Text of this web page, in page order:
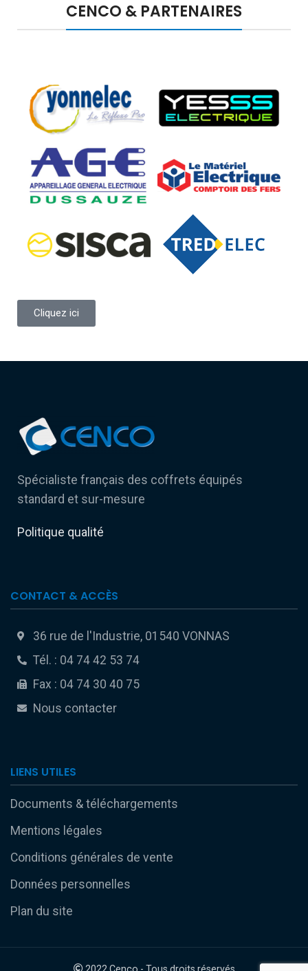
CENCO & PARTENAIRES
Cliquez ici
Spécialiste français des coffrets équipés
standard et sur-mesure
Politique qualité
CONTACT & ACCÈS
36 rue de l'Industrie, 01540 VONNAS
Tél. : 04 74 42 53 74
Fax : 04 74 30 40 75
Nous contacter
LIENS UTILES
Documents & téléchargements
Mentions légales
Conditions générales de vente
Données personnelles
Plan du site